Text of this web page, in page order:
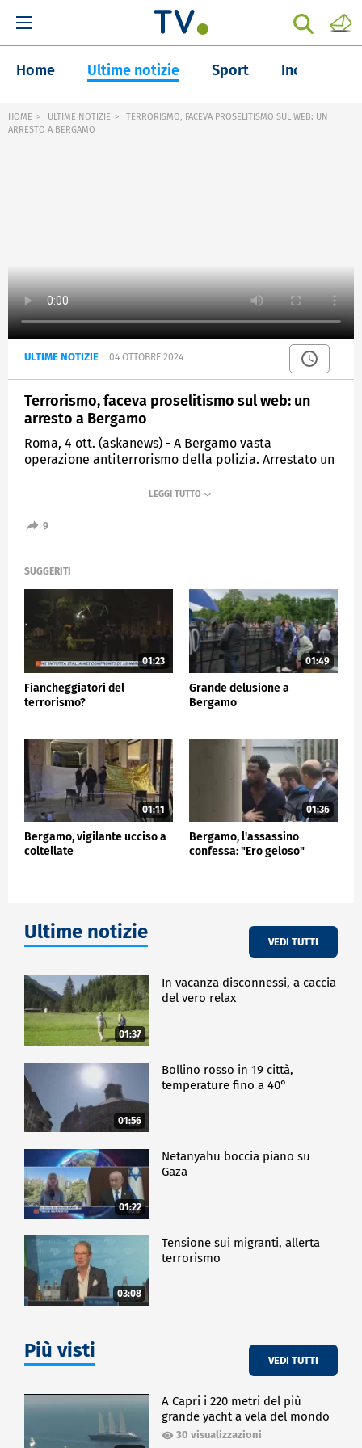
Home Ultime notizie Sport Inchieste
HOME ULTIME NOTIZIE
TERRORISMO, FACEVA PROSELITISMO SUL WEB: UN
ARRESTO A BERGAMO
ULTIME NOTIZIE 04 OTTOBRE 2024
Terrorismo, faceva proselitismo sul web: un
arresto a Bergamo
Roma, 4 ott. (askanews) - A Bergamo vasta
operazione antiterrorismo della polizia. Arrestato un
della Repubblica di Brescia, è stata condotta dalla
Bergamo.
CRONACA
9
SUGGERITI
01:23
Fiancheggiatori del
terrorismo?
01:49
Grande delusione a
Bergamo
01:11
Bergamo, vigilante ucciso a
coltellate
01:36
Bergamo, l'assassino
confessa: "Ero geloso"
Ultime notizie VEDI TUTTI
01:37
In vacanza disconnessi, a caccia
del vero relax
01:56
Bollino rosso in 19 città,
temperature fino a 40°
01:22
Netanyahu boccia piano su
Gaza
03:08
Tensione sui migranti, allerta
terrorismo
Più visti VEDI TUTTI
A Capri i 220 metri del più
grande yacht a vela del mondo
30 visualizzazioni